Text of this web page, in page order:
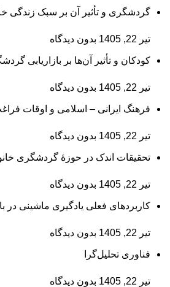
گردشگری و تأثیر آن بر سبک زندگی
تیر 22, 1405 بدون دیدگاه
کودکان و تأثیر آن‌ها بر بازاریابی
تیر 22, 1405 بدون دیدگاه
فرهنگ ایرانی – اسلامی و اوقات
تیر 22, 1405 بدون دیدگاه
تحقیقات اندک در حوزۀ گردشگری
تیر 22, 1405 بدون دیدگاه
کاربردهای فعلی یادگیری ماشینی در
تیر 22, 1405 بدون دیدگاه
فناوری تحلیل‌گرا
تیر 22, 1405 بدون دیدگاه